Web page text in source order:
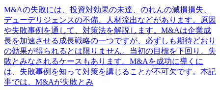
M&Aの失敗には、投資対効果の未達、のれんの減損損失、
デューデリジェンスの不備、人材流出などがあります。原因
や失敗事例を通して、対策法を解説します。M&Aは企業成
長を加速させる成長戦略の一つですが、必ずしも期待どおり
の効果が得られるとは限りません。当初の目標を下回り、失
敗とみなされるケースもあります。M&Aを成功に導くに
は、失敗事例を知って対策を講じることが不可欠です。本記
事では、M&Aが失敗とみ